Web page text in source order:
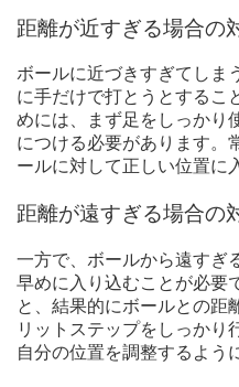
距離が近すぎる場合の
ボールに近づきすぎてしま
に手だけで打とうとするこ
めには、まず足をしっかり
につける必要があります。
ールに対して正しい位置に
距離が遠すぎる場合の
一方で、ボールから遠すぎ
早めに入り込むことが必要
と、結果的にボールとの距
リットステップをしっかり
自分の位置を調整するよう